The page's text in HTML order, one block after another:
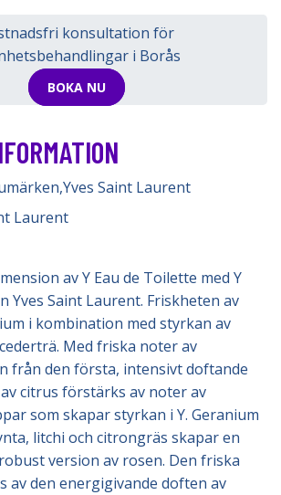
konsultation för
i Borås
BOKA NU
,Yves Saint Laurent
Laurent
av Y Eau de Toilette med Y
Yves Saint Laurent. Friskheten av
i kombination med styrkan av
Med friska noter av
från den första, intensivt doftande
citrus förstärks av noter av
som skapar styrkan i Y. Geranium
litchi och citrongräs skapar en
version av rosen. Den friska
av den energigivande doften av